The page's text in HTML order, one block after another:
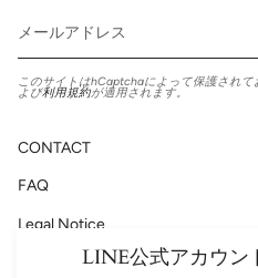
このサイトはhCaptchaによって保護され
よび利用規約が適用されます。
CONTACT
FAQ
Legal Notice
Privacy PolicyLINE公式アカウン